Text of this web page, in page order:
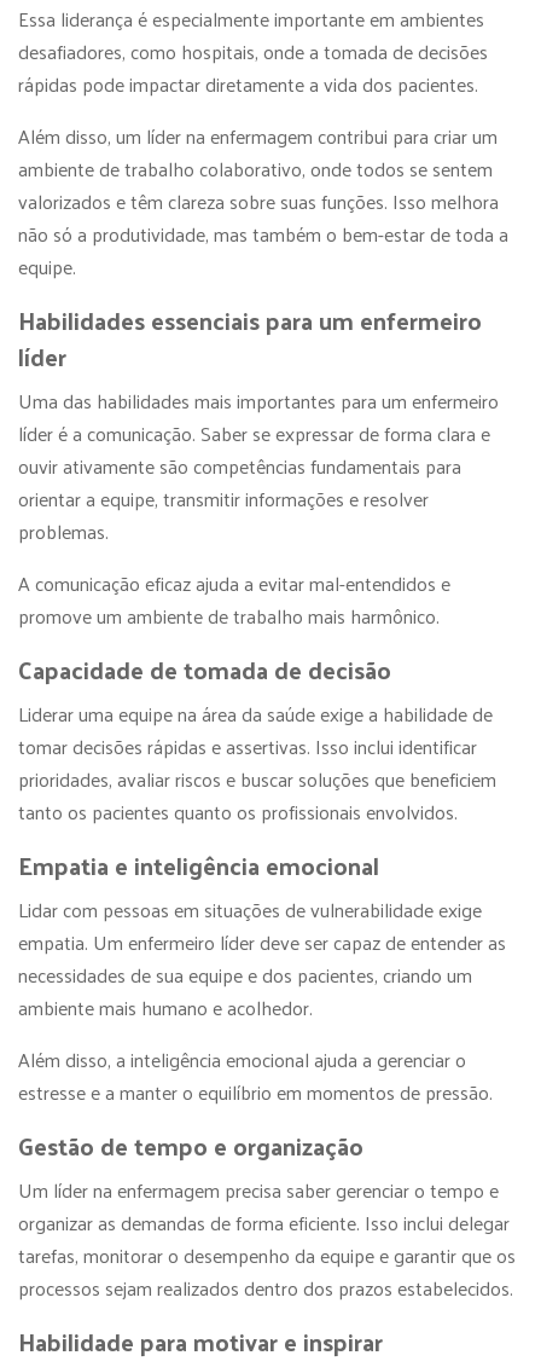
Essa liderança é especialmente importante em ambientes
desafiadores, como hospitais, onde a tomada de decisões
rápidas pode impactar diretamente a vida dos pacientes.
Além disso, um líder na enfermagem contribui para criar um
ambiente de trabalho colaborativo, onde todos se sentem
valorizados e têm clareza sobre suas funções. Isso melhora
não só a produtividade, mas também o bem-estar de toda a
equipe.
Habilidades essenciais para um enfermeiro
líder
Uma das habilidades mais importantes para um enfermeiro
líder é a comunicação. Saber se expressar de forma clara e
ouvir ativamente são competências fundamentais para
orientar a equipe, transmitir informações e resolver
problemas.
A comunicação eficaz ajuda a evitar mal-entendidos e
promove um ambiente de trabalho mais harmônico.
Capacidade de tomada de decisão
Liderar uma equipe na área da saúde exige a habilidade de
tomar decisões rápidas e assertivas. Isso inclui identificar
prioridades, avaliar riscos e buscar soluções que beneficiem
tanto os pacientes quanto os profissionais envolvidos.
Empatia e inteligência emocional
Lidar com pessoas em situações de vulnerabilidade exige
empatia. Um enfermeiro líder deve ser capaz de entender as
necessidades de sua equipe e dos pacientes, criando um
ambiente mais humano e acolhedor.
Além disso, a inteligência emocional ajuda a gerenciar o
estresse e a manter o equilíbrio em momentos de pressão.
Gestão de tempo e organização
Um líder na enfermagem precisa saber gerenciar o tempo e
organizar as demandas de forma eficiente. Isso inclui delegar
tarefas, monitorar o desempenho da equipe e garantir que os
processos sejam realizados dentro dos prazos estabelecidos.
Habilidade para motivar e inspirar